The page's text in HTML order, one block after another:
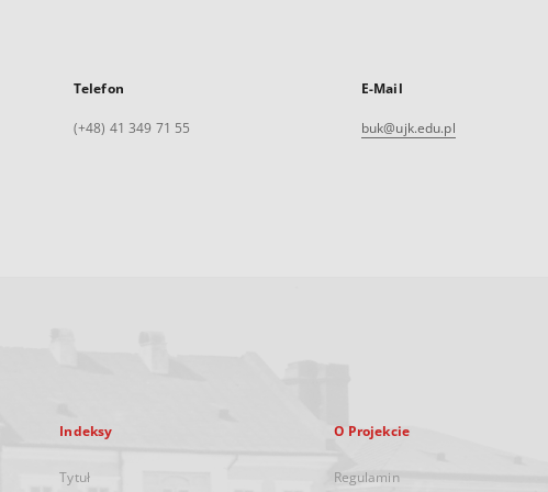
Telefon
(+48) 41 349 71 55
E-Mail
buk@ujk.edu.pl
Indeksy
Tytuł
O Projekcie
Regulamin